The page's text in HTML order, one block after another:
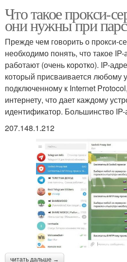
Что такое прокси-
они нужны при
Прежде чем говорить о прокси-
необходимо понять, что такое
работают (очень коротко). IP-
который присваивается любому
подключенному к Internet
интернету, что дает каждому
идентификатор. Большинство IP-
207.148.1.212
читать дальше →